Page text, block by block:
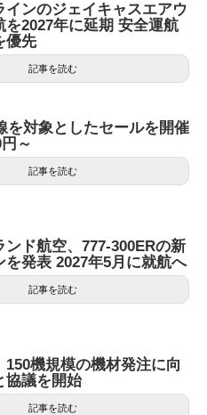
インのジェイキャスエアウ
を2027年に延期 安全運航
優先
記事を読む
を対象としたセールを開催
～
記事を読む
ンド航空、777-300ERの新
を発表 2027年5月に就航へ
記事を読む
150機規模の機材発注に向
協議を開始
記事を読む